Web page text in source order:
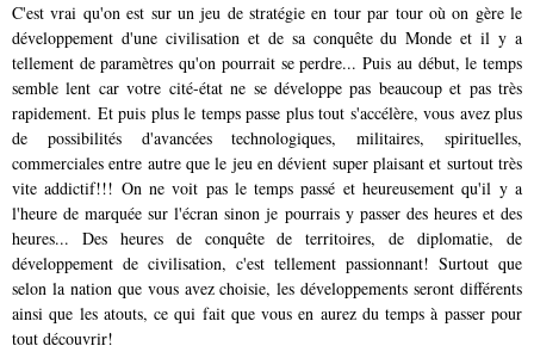
C'est vrai qu'on est sur un jeu de stratégie en tour par tour où on gère le
développement d'une civilisation et de sa conquête du Monde et il y a
tellement de paramètres qu'on pourrait se perdre... Puis au début, le temps
semble lent car votre cité-état ne se développe pas beaucoup et pas très
rapidement. Et puis plus le temps passe plus tout s'accélère, vous avez plus
de possibilités d'avancées technologiques, militaires, spirituelles,
commerciales entre autre que le jeu en dévient super plaisant et surtout très
vite addictif!!! On ne voit pas le temps passé et heureusement qu'il y a
l'heure de marquée sur l'écran sinon je pourrais y passer des heures et des
heures... Des heures de conquête de territoires, de diplomatie, de
développement de civilisation, c'est tellement passionnant! Surtout que
selon la nation que vous avez choisie, les développements seront différents
ainsi que les atouts, ce qui fait que vous en aurez du temps à passer pour
tout découvrir!